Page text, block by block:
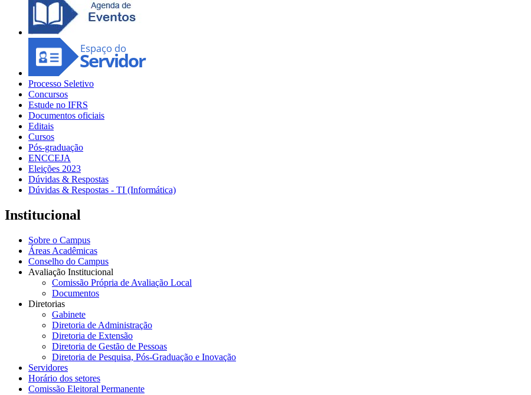
Processo Seletivo
Concursos
Estude no IFRS
Documentos oficiais
Editais
Cursos
Pós-graduação
ENCCEJA
Eleições 2023
Dúvidas & Respostas
Dúvidas & Respostas - TI (Informática)
Institucional
Sobre o Campus
Áreas Acadêmicas
Conselho do Campus
Avaliação Institucional
Comissão Própria de Avaliação Local
Documentos
Diretorias
Gabinete
Diretoria de Administração
Diretoria de Extensão
Diretoria de Gestão de Pessoas
Diretoria de Pesquisa, Pós-Graduação e Inovação
Servidores
Horário dos setores
Comissão Eleitoral Permanente